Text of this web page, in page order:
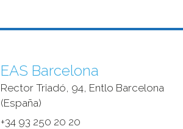
EAS Barcelona
Rector Triadó, 94, Entlo Barcelona
(España)‎
+34 93 250 20 20